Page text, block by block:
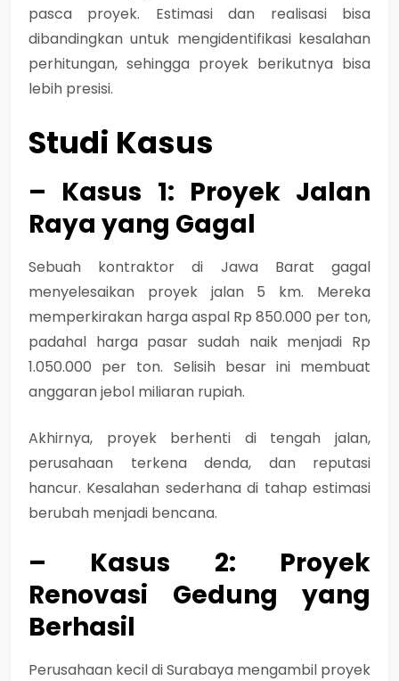
pasca proyek. Estimasi dan realisasi bisa
dibandingkan untuk mengidentifikasi kesalahan
perhitungan, sehingga proyek berikutnya bisa
lebih presisi.
Studi Kasus
– Kasus 1: Proyek Jalan
Raya yang Gagal
Sebuah kontraktor di Jawa Barat gagal
menyelesaikan proyek jalan 5 km. Mereka
memperkirakan harga aspal Rp 850.000 per ton,
padahal harga pasar sudah naik menjadi Rp
1.050.000 per ton. Selisih besar ini membuat
anggaran jebol miliaran rupiah.
Akhirnya, proyek berhenti di tengah jalan,
perusahaan terkena denda, dan reputasi
hancur. Kesalahan sederhana di tahap estimasi
berubah menjadi bencana.
– Kasus 2: Proyek
Renovasi Gedung yang
Berhasil
Perusahaan kecil di Surabaya mengambil proyek